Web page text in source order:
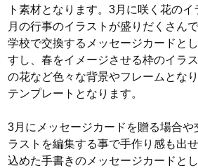
ト素材となります。3月に咲く花の
月の行事のイラストが盛りだくさん
学校で交換するメッセージカードと
すし、春をイメージさせる枠のイラ
の花など色々な背景やフレームとな
テンプレートとなります。
3月にメッセージカードを贈る場合や
ラストを編集する事で手作り感も出
込めた手書きのメッセージカードと